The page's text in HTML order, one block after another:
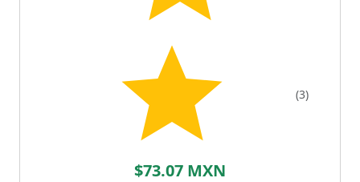
(3)
$73.07 MXN